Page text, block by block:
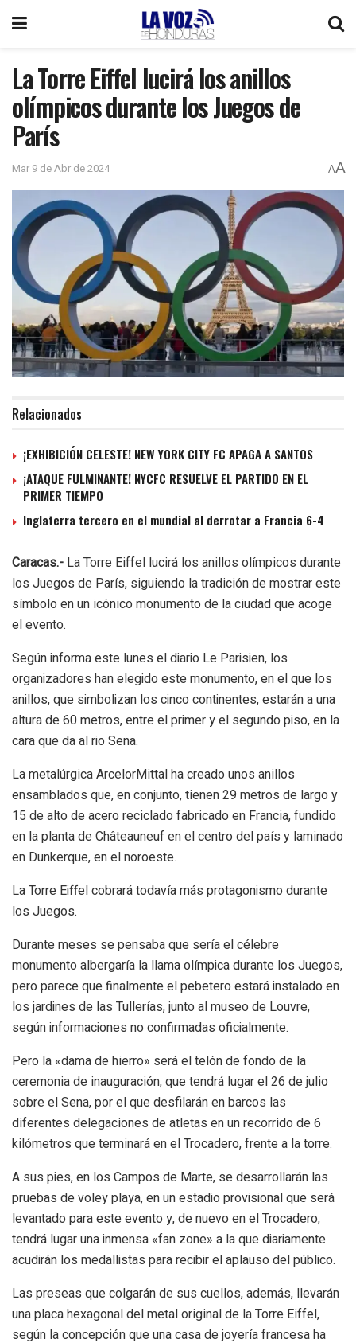
La Torre Eiffel lucirá los anillos
olímpicos durante los Juegos de
París
Mar 9 de Abr de 2024 AA
Relacionados
¡EXHIBICIÓN CELESTE! NEW YORK CITY FC APAGA A SANTOS
¡ATAQUE FULMINANTE! NYCFC RESUELVE EL PARTIDO EN EL
PRIMER TIEMPO
Inglaterra tercero en el mundial al derrotar a Francia 6-4
Caracas.- La Torre Eiffel lucirá los anillos olímpicos durante
los Juegos de París, siguiendo la tradición de mostrar este
símbolo en un icónico monumento de la ciudad que acoge
el evento.
Según informa este lunes el diario Le Parisien, los
organizadores han elegido este monumento, en el que los
anillos, que simbolizan los cinco continentes, estarán a una
altura de 60 metros, entre el primer y el segundo piso, en la
cara que da al rio Sena.
La metalúrgica ArcelorMittal ha creado unos anillos
ensamblados que, en conjunto, tienen 29 metros de largo y
15 de alto de acero reciclado fabricado en Francia, fundido
en la planta de Châteauneuf en el centro del país y laminado
en Dunkerque, en el noroeste.
La Torre Eiffel cobrará todavía más protagonismo durante
los Juegos.
Durante meses se pensaba que sería el célebre
monumento albergaría la llama olímpica durante los Juegos,
pero parece que finalmente el pebetero estará instalado en
los jardines de las Tullerías, junto al museo de Louvre,
según informaciones no confirmadas oficialmente.
Pero la «dama de hierro» será el telón de fondo de la
ceremonia de inauguración, que tendrá lugar el 26 de julio
sobre el Sena, por el que desfilarán en barcos las
diferentes delegaciones de atletas en un recorrido de 6
kilómetros que terminará en el Trocadero, frente a la torre.
A sus pies, en los Campos de Marte, se desarrollarán las
pruebas de voley playa, en un estadio provisional que será
levantado para este evento y, de nuevo en el Trocadero,
tendrá lugar una inmensa «fan zone» a la que diariamente
acudirán los medallistas para recibir el aplauso del público.
Las preseas que colgarán de sus cuellos, además, llevarán
una placa hexagonal del metal original de la Torre Eiffel,
según la concepción que una casa de joyería francesa ha